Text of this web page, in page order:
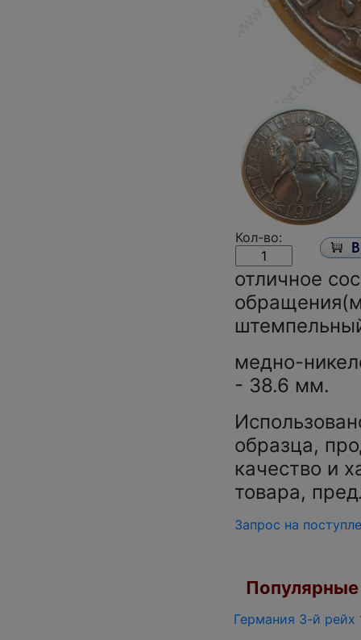
Кол-во:
отличное
медно-
- 38.6 мм.
образца,
качество и
товара,
Запрос на
Германия 3-й рейх